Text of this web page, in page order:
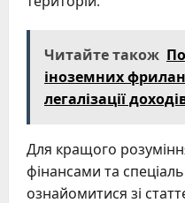
Читайте також
іноземних
легалізації
Для кращого
фінансами та
ознайомитися зі